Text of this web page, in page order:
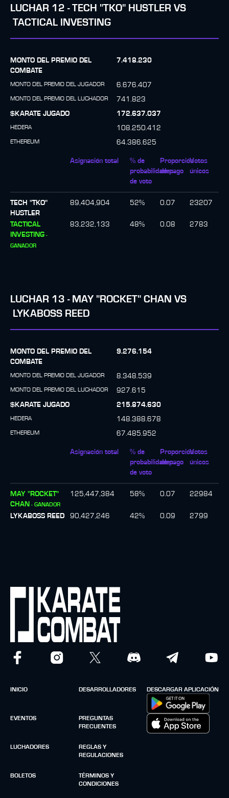
LUCHAR 12 - TECH "TKO" HUSTLER VS
TACTICAL INVESTING
MONTO DEL PREMIO DEL
COMBATE
7.418.230
MONTO DEL PREMIO DEL JUGADOR 6.676.407
MONTO DEL PREMIO DEL LUCHADOR
741.823
$KARATE JUGADO
172.637.037
HEDERA 108.250.412
ETHEREUM 64.386.625
Asignación total
% de
probabilidades
de voto
Proporción
de pago
Votos
únicos
TECH "TKO"
HUSTLER
89,404,904 52% 0.07 23207
TACTICAL
INVESTING -
GANADOR
83,232,133 48% 0.08 2783
LUCHAR 13 - MAY "ROCKET" CHAN VS
LYKABOSS REED
MONTO DEL PREMIO DEL
COMBATE
9.276.154
MONTO DEL PREMIO DEL JUGADOR 8.348.539
MONTO DEL PREMIO DEL LUCHADOR
927.615
$KARATE JUGADO
215.874.630
HEDERA 148.388.678
ETHEREUM 67.485.952
Asignación total
% de
probabilidades
de voto
Proporción
de pago
Votos
únicos
MAY "ROCKET"
CHAN - GANADOR
125,447,384 58% 0.07 22984
LYKABOSS REED 90,427,246 42% 0.09 2799
INICIO
EVENTOS
LUCHADORES
BOLETOS
DESARROLLADORES
PREGUNTAS
FRECUENTES
REGLAS Y
REGULACIONES
TÉRMINOS Y
CONDICIONES
DESCARGAR APLICACIÓN